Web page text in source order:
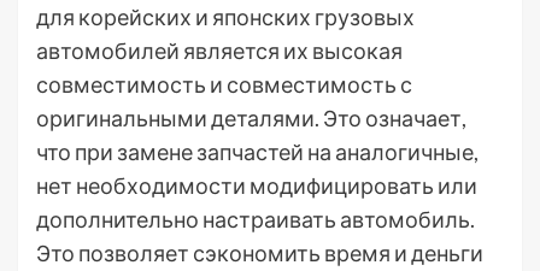
для корейских и японских грузовых
автомобилей является их высокая
совместимость и совместимость с
оригинальными деталями. Это означает,
что при замене запчастей на аналогичные,
нет необходимости модифицировать или
дополнительно настраивать автомобиль.
Это позволяет сэкономить время и деньги